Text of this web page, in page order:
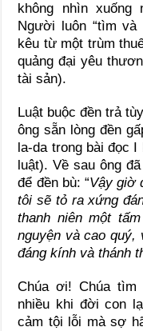
không nhìn
Người luôn “tìm và
kêu từ một trùm
quảng đại yêu
tài sản).
Luật buộc đền trả
ông sẵn lòng đền
la-da trong bài đọc
luật). Về sau ông
để đền bù: “Vậy giờ
tôi sẽ tỏ ra xứng
thanh niên một
nguyện và cao quý,
đáng kính và thánh
Chúa ơi! Chúa tìm
nhiều khi đời con
cảm tội lỗi mà sợ